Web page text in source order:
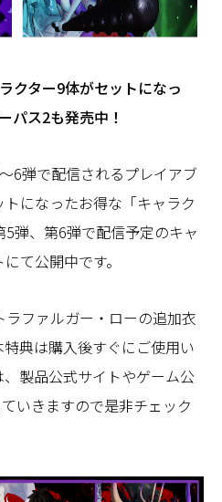
クター9体がセットになっ
パス2も発売中！
6弾で配信されるプレイアブ
になったお得な「キャラク
弾、第6弾で配信予定のキャ
て公開中です。
ファルガー・ローの追加衣
典は購入後すぐにご使用い
製品公式サイトやゲーム公
いきますので是非チェック